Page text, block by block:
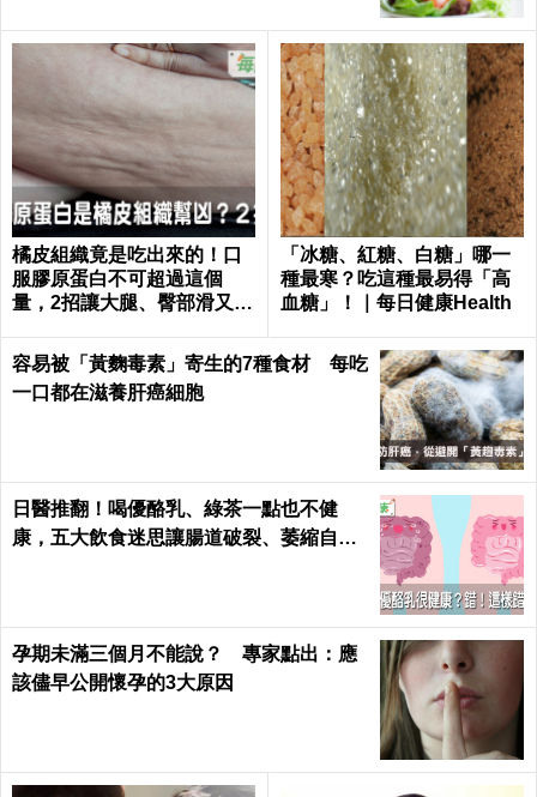
橘皮組織竟是吃出來的！口
服膠原蛋白不可超過這個
量，2招讓大腿、臀部滑又嫩
「冰糖、紅糖、白糖」哪一
種最寒？吃這種最易得「高
血糖」！｜每日健康Health
容易被「黃麴毒素」寄生的7種食材 每吃
一口都在滋養肝癌細胞
日醫推翻！喝優酪乳、綠茶一點也不健
康，五大飲食迷思讓腸道破裂、萎縮自盡
孕期未滿三個月不能說？ 專家點出：應
該儘早公開懷孕的3大原因